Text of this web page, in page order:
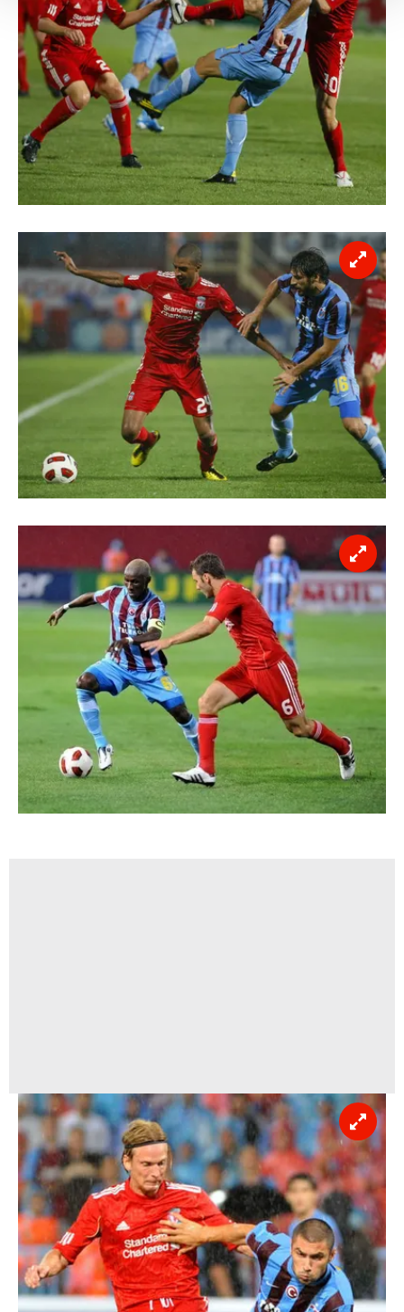
Her halükârda, kullanıcılar, bu çerezlere izin vermedikleri
takdirde, kullanıcılara hedefli reklamlar
gösterilmeyecektir."
Sizlere daha iyi bir hizmet sunabilmek için İnternet
Sitemizde kendimize ve üçüncü kişilere ait çerezler
kullanılmaktadır. Bu çerezler vasıtasıyla çeşitli kişisel
verileriniz işlenmekte olup gerekli olan çerezler bilgi
toplumu hizmetlerinin sunulması amacıyla
kılınması ve kişiselleştirilmesi ve sizlere yönelik
reklam/pazarlama faaliyetlerinin yapılması, amaçlarıyla
sınırlı olarak açık rızanız dahilinde kullanılacaktır.
Çerezlere ilişkin tercihlerinizi aşağıda yer alan panel
vasıtasıyla belirleyebilirsiniz. Çerezlere ilişkin detaylı bilgi
için Ayarlar butonuna tıklayabilir,
Çerez Bilgilendirme
Metnimiziziyaret edebilirsiniz.
6698 sayılı Kişisel Verilerin Korunması Kanunu uyarınca
hazırlanmış Aydınlatma Metnimizi okumak ve sitemizde
ilgili mevzuata uygun olarak kullanılan çerezlerle ilgili bilgi
almak için lütfentıklayınız.